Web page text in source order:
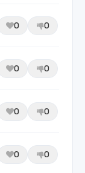
0 0
0 0
0 0
0 0